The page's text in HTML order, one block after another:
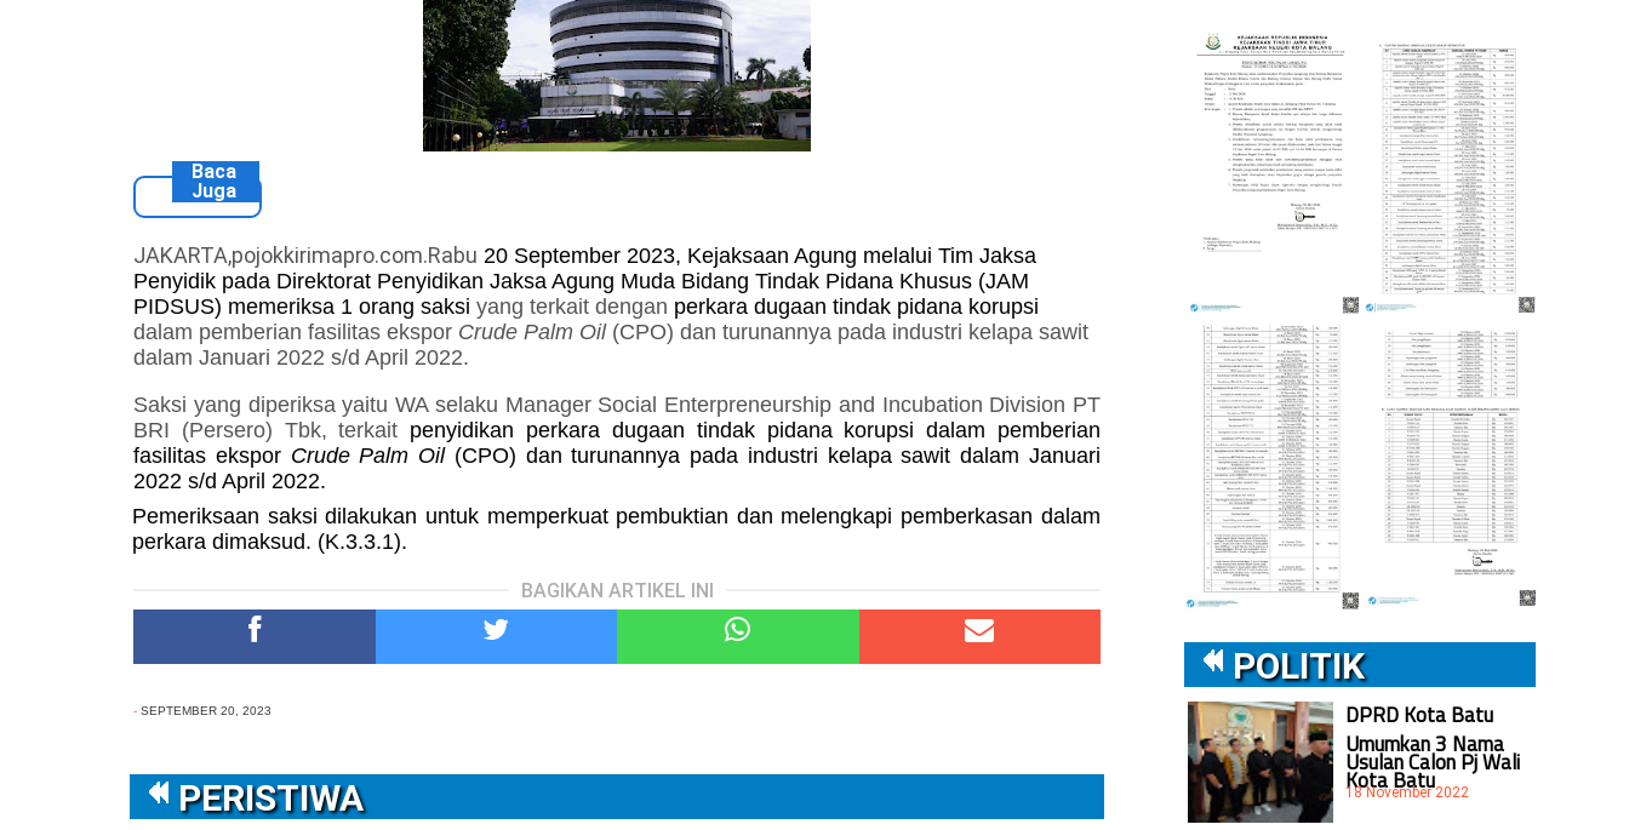
Baca
Juga
JAKARTA,pojokkirimapro.com.Rabu 20 September 2023, Kejaksaan Agung melalui Tim Jaksa
Penyidik pada Direktorat Penyidikan Jaksa Agung Muda Bidang Tindak Pidana Khusus (JAM
PIDSUS) memeriksa 1 orang saksi yang terkait dengan perkara dugaan tindak pidana korupsi
dalam pemberian fasilitas ekspor Crude Palm Oil(CPO) dan turunannya pada industri kelapa sawit
dalam Januari 2022 s/d April 2022.
Saksi yang diperiksayaitu WA selaku Manager Social Enterpreneurship and Incubation Division PT
BRI (Persero) Tbk, terkait penyidikan perkara dugaan tindak pidana korupsi dalam pemberian
fasilitas ekspor Crude Palm Oil(CPO) dan turunannya pada industri kelapa sawit dalam Januari
2022 s/d April 2022.
Pemeriksaan saksi dilakukan untuk memperkuat pembuktian dan melengkapi pemberkasan dalam
perkara dimaksud. (K.3.3.1).
BAGIKAN ARTIKEL INI
- SEPTEMBER 20, 2023
PERISTIWA
POLITIK
DPRD Kota Batu
Umumkan 3 Nama
Usulan Calon Pj Wali
Kota Batu
18 November 2022